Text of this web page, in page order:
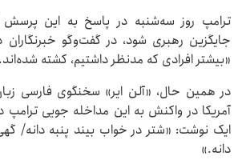
ترامپ روز سه‌شنبه در پاسخ به این
جایگزین رهبری شود، در گفت‌وگو خبرنگاران
«بیشتر افرادی که مدنظر داشتیم، کشته
در همین حال، «آلن ایر» سخنگوی فارسی
آمریکا در واکنش به این مداخله جویی
ایک نوشت: «شتر در خواب بیند پنبه دانه/
دانه.»